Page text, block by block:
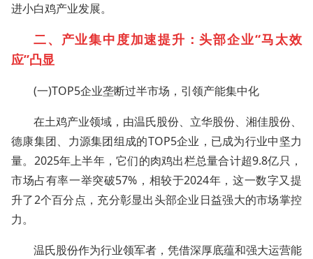
进小白鸡产业发展。
二、产业集中度加速提升：头部企业“马太效
应”凸显
(一)TOP5企业垄断过半市场，引领产能集中化
在土鸡产业领域，由温氏股份、立华股份、湘佳股份、
德康集团、力源集团组成的TOP5企业，已成为行业中坚力
量。2025年上半年，它们的肉鸡出栏总量合计超9.8亿只，
市场占有率一举突破57%，相较于2024年，这一数字又提
升了2个百分点，充分彰显出头部企业日益强大的市场掌控
力。
温氏股份作为行业领军者，凭借深厚底蕴和强大运营能